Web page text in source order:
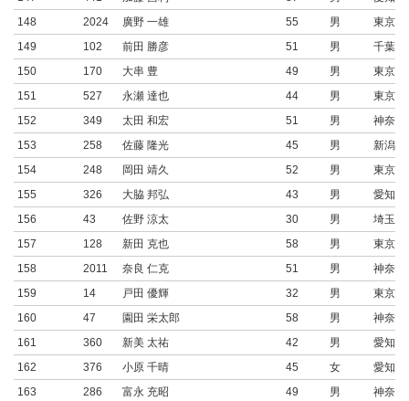
148
2024 廣野 一雄 55 男
東京都
149
102 前田 勝彦 51 男
千葉県
150
170 大串 豊 49 男
東京都
151
527 永瀬 達也 44 男
東京都
152
349 太田 和宏 51 男
神奈川
153
258 佐藤 隆光 45 男
新潟県
154
248 岡田 靖久 52 男
東京都
155
326 大脇 邦弘 43 男
愛知県
156
43 佐野 涼太 30 男
埼玉県
157
128 新田 克也 58 男
東京都
158
2011 奈良 仁克 51 男
神奈川
159
14 戸田 優輝 32 男
東京都
160
47 園田 栄太郎 58 男
神奈川
161
360 新美 太祐 42 男
愛知県
162
376 小原 千晴 45 女
愛知県
163
286 富永 充昭 49 男
神奈川